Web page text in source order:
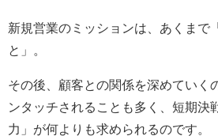
新規営業のミッションは、あくまで
と」。
その後、顧客との関係を深めていく
ンタッチされることも多く、短期決
力」が何よりも求められるのです。